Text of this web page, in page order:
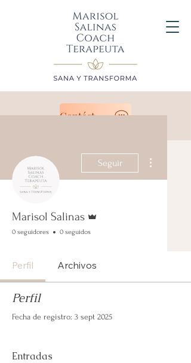
Contáctanos
Seguir
Marisol Salinas
0 seguidores 0 seguidos
Perfil Archivos
Perfil
Fecha de registro: 3 sept 2025
Entradas